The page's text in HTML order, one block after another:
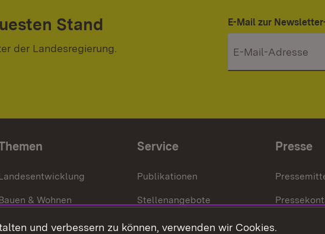
Stand
der Landesregierung.
E-Mail zur
& Wohnen
Service
Publikationen
Stellenangebote
Kontakt
Presse
und verbessern zu können, verwenden wir Cookies.